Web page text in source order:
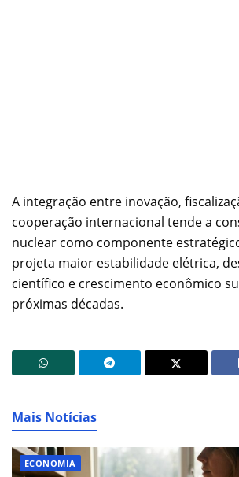
A integração entre inovação,
cooperação internacional tende a
nuclear como componente
projeta maior estabilidade elétrica,
científico e crescimento econômico
próximas décadas.
Mais Notícias
ECONOMIA